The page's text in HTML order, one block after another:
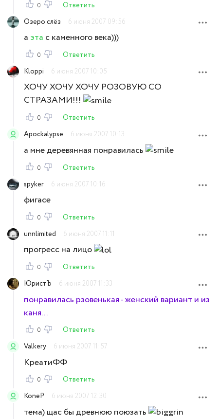
0
Ответить
Озеро слёз
6 июня 2007 09:56
а эта с каменного века)))
0
Ответить
Kloppi
6 июня 2007 10:05
ХОЧУ ХОЧУ ХОЧУ РОЗОВУЮ СО
СТРАЗАМИ!!!
0
Ответить
Apockalypse
6 июня 2007 10:13
а мне деревянная понравилась
0
Ответить
spyker
6 июня 2007 10:16
фигасе
0
Ответить
unnlimited
6 июня 2007 11:11
прогресс на лицо
0
Ответить
ЮристЪ
6 июня 2007 11:33
понравилась рзовенькая - женский вариант и из
каня...
0
Ответить
Valkery
6 июня 2007 11:57
КреатиФФ
0
Ответить
KoneP
6 июня 2007 12:30
тема) щас бы древнюю поюзать